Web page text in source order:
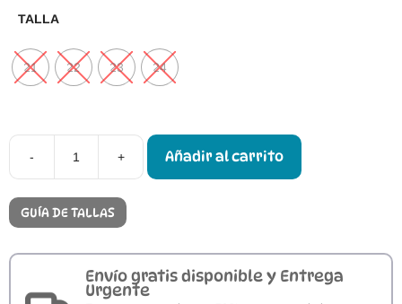
TALLA
21 22 23 24
-
Calzado
Respetuoso
+ Añadir al carrito
GUÍA DE TALLAS
Envío gratis disponible y Entrega
Urgente